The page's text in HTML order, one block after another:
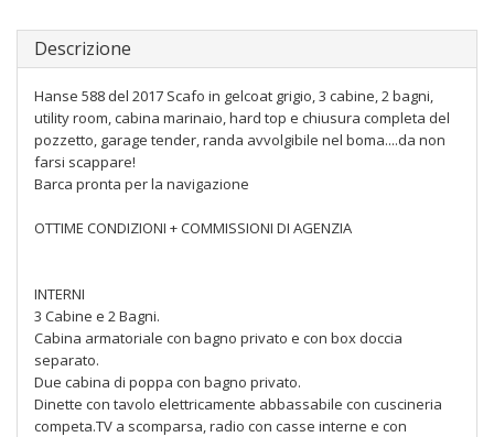
Descrizione
Hanse 588 del 2017 Scafo in gelcoat grigio, 3 cabine, 2 bagni,
utility room, cabina marinaio, hard top e chiusura completa del
pozzetto, garage tender, randa avvolgibile nel boma....da non
farsi scappare!
Barca pronta per la navigazione
OTTIME CONDIZIONI + COMMISSIONI DI AGENZIA
INTERNI
3 Cabine e 2 Bagni.
Cabina armatoriale con bagno privato e con box doccia
separato.
Due cabina di poppa con bagno privato.
Dinette con tavolo elettricamente abbassabile con cuscineria
competa.TV a scomparsa, radio con casse interne e con